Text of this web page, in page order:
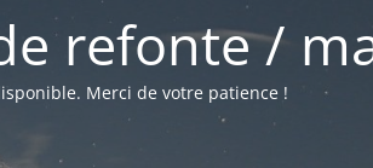
refonte /
Merci de votre patience !